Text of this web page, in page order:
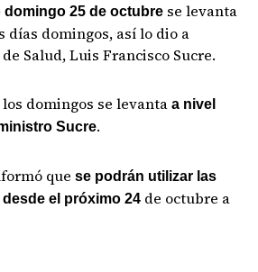
25 de octubre se levanta
días domingos, así lo dio a
Salud, Luis Francisco Sucre.
domingos se levantaa nivel
Sucre.
quese podrán utilizar las
el próximo 24 de octubre a